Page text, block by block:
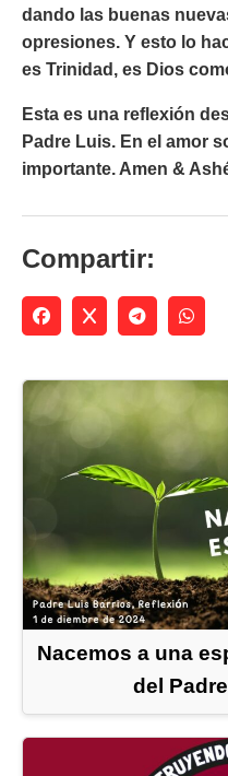
dando las buenas
opresiones. Y esto lo
es Trinidad, es Dios
Esta es una reflexión
Padre Luis. En el amor
importante. Amen &
Compartir:
Nacemos a una
del